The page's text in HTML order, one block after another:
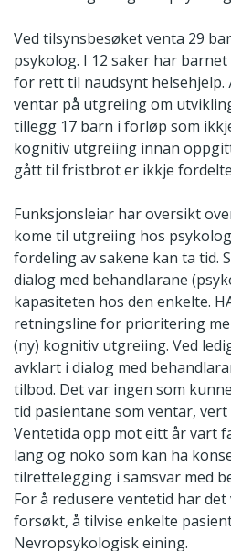
Ved tilsynsbesøket venta 29
psykolog. I 12 saker har
for rett til naudsynt helsehjelp.
ventar på utgreiing om
tillegg 17 barn i forløp som
kognitiv utgreiing innan
gått til fristbrot er ikkje
Funksjonsleiar har oversikt
kome til utgreiing hos
fordeling av sakene kan ta tid.
dialog med behandlarane
kapasiteten hos den enkelte.
retningsline for prioritering
(ny) kognitiv utgreiing. Ved
avklart i dialog med
tilbod. Det var ingen som
tid pasientane som ventar, vert
Ventetida opp mot eitt år vart
lang og noko som kan ha
tilrettelegging i samsvar med
For å redusere ventetid har
forsøkt, å tilvise enkelte
Nevropsykologisk eining.